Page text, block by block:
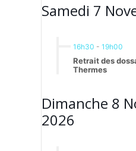
Samedi 7
16h30 - 19h00
Retrait des
Thermes
Dimanche 8
2026